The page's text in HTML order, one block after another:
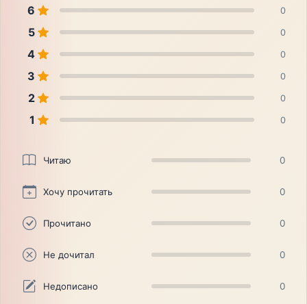
6 0
5 0
4 0
3 0
2 0
1 0
Читаю 0
Хочу прочитать 0
Прочитано 0
Не дочитал 0
Недописано 0